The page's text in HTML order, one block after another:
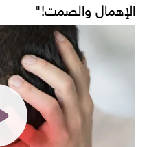
الإهمال والصمت!"